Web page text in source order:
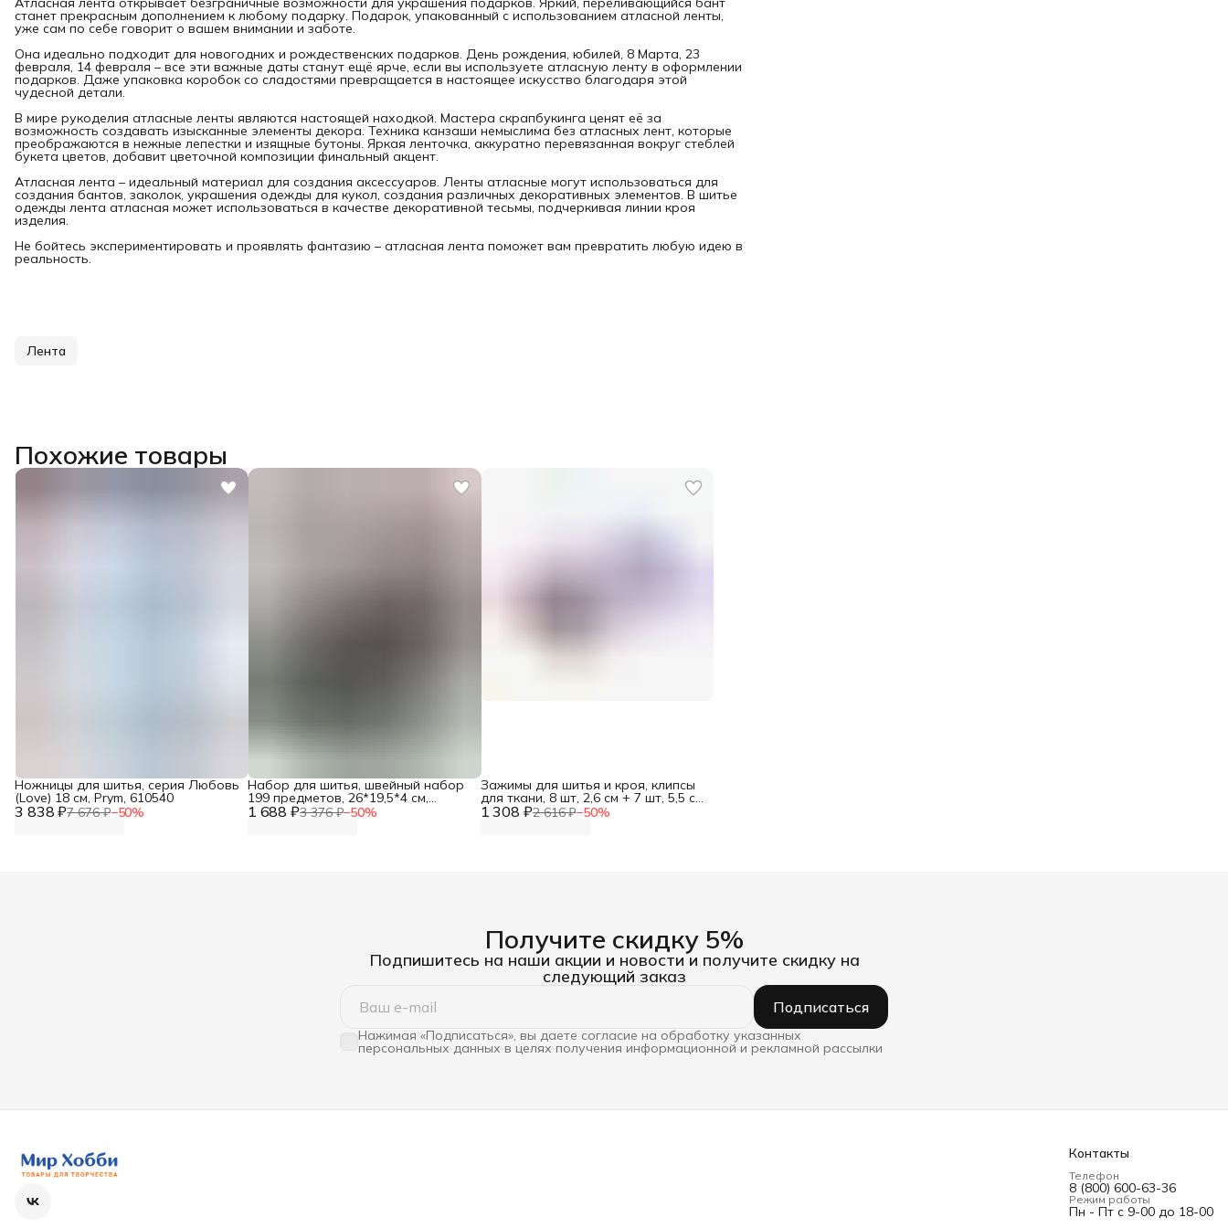
станет прекрасным дополнением к любому подарку. Подарок, упакованный с использованием атласной ленты,
уже сам по себе говорит о вашем внимании и заботе.
Она идеально подходит для новогодних и рождественских подарков. День рождения, юбилей, 8 Марта, 23
февраля, 14 февраля – все эти важные даты станут ещё ярче, если вы используете атласную ленту в оформлении
подарков. Даже упаковка коробок со сладостями превращается в настоящее искусство благодаря этой
чудесной детали.
В мире рукоделия атласные ленты являются настоящей находкой. Мастера скрапбукинга ценят её за
возможность создавать изысканные элементы декора. Техника канзаши немыслима без атласных лент, которые
преображаются в нежные лепестки и изящные бутоны. Яркая ленточка, аккуратно перевязанная вокруг стеблей
букета цветов, добавит цветочной композиции финальный акцент.
Атласная лента – идеальный материал для создания аксессуаров. Ленты атласные могут использоваться для
создания бантов, заколок, украшения одежды для кукол, создания различных декоративных элементов. В шитье
одежды лента атласная может использоваться в качестве декоративной тесьмы, подчеркивая линии кроя
изделия.
Не бойтесь экспериментировать и проявлять фантазию – атласная лента поможет вам превратить любую идею в
реальность.
Лента
Похожие товары
3 838 ₽7 676 ₽−50%
Ножницы для шитья, серия Любовь
(Love) 18 см, Prym, 610540
1 688 ₽3 376 ₽−50%
Набор для шитья, швейный набор
199 предметов, 26*19,5*4 см,
Hobby&Pro 1 308 ₽2 616 ₽−50%
Зажимы для шитья и кроя, клипсы
для ткани, 8 шт, 2,6 см + 7 шт, 5,5 см,
Prym
Получите скидку 5%
Подпишитесь на наши акции и новости и получите скидку на
следующий заказ
Подписаться
Нажимая «Подписаться», вы даете согласие на обработку указанных
персональных данных в целях получения информационной и рекламной рассылки
Контакты
Телефон
8 (800) 600-63-36
Режим работы
Пн - Пт с 9-00 до 18-00